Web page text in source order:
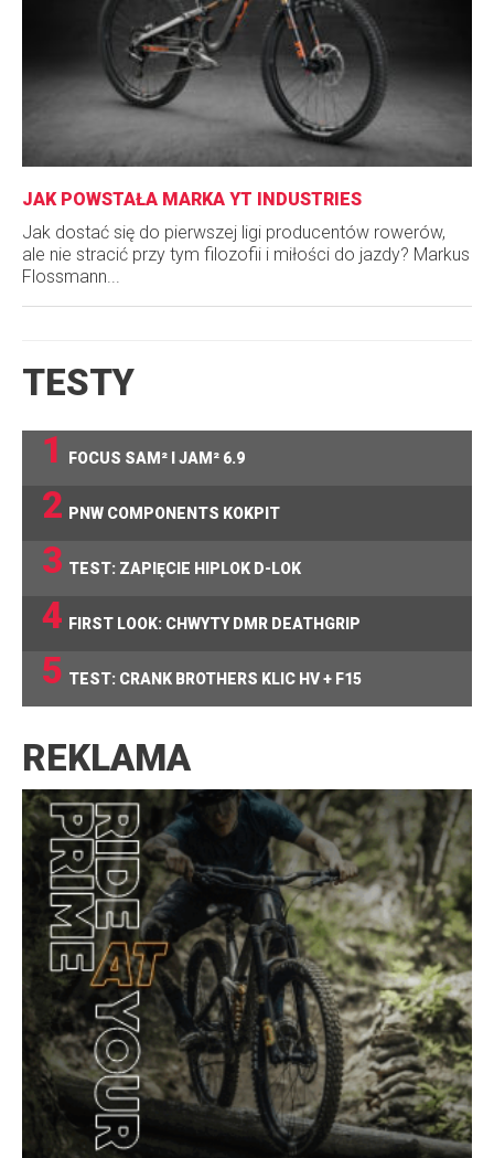
JAK POWSTAŁA MARKA YT INDUSTRIES
Jak dostać się do pierwszej ligi producentów rowerów,
ale nie stracić przy tym filozofii i miłości do jazdy? Markus
Flossmann...
TESTY
1
FOCUS SAM² I JAM² 6.9
2 PNW COMPONENTS KOKPIT
3 TEST: ZAPIĘCIE HIPLOK D-LOK
4 FIRST LOOK: CHWYTY DMR DEATHGRIP
5 TEST: CRANK BROTHERS KLIC HV + F15
REKLAMA